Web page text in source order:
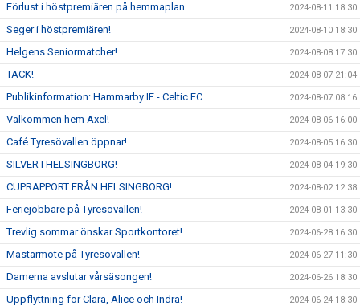
Förlust i höstpremiären på hemmaplan 2024-08-11 18:30
Seger i höstpremiären! 2024-08-10 18:30
Helgens Seniormatcher! 2024-08-08 17:30
TACK! 2024-08-07 21:04
Publikinformation: Hammarby IF - Celtic FC 2024-08-07 08:16
Välkommen hem Axel! 2024-08-06 16:00
Café Tyresövallen öppnar! 2024-08-05 16:30
SILVER I HELSINGBORG! 2024-08-04 19:30
CUPRAPPORT FRÅN HELSINGBORG! 2024-08-02 12:38
Feriejobbare på Tyresövallen! 2024-08-01 13:30
Trevlig sommar önskar Sportkontoret! 2024-06-28 16:30
Mästarmöte på Tyresövallen! 2024-06-27 11:30
Damerna avslutar vårsäsongen! 2024-06-26 18:30
Uppflyttning för Clara, Alice och Indra! 2024-06-24 18:30